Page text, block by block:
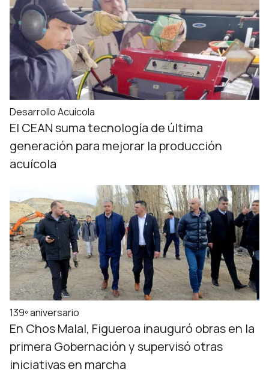
Desarrollo Acuícola
El CEAN suma tecnología de última
generación para mejorar la producción
acuícola
139º aniversario
En Chos Malal, Figueroa inauguró obras en la
primera Gobernación y supervisó otras
iniciativas en marcha